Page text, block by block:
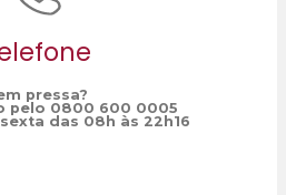
pressa?
pelo 0800 600 0005
das 08h às 22h16